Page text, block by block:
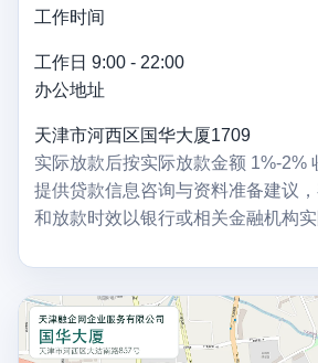
工作时间
工作日 9:00 - 22:00
办公地址
天津市河西区国华大厦1709
实际放款后按实际放款金额 1%-2%
提供贷款信息咨询与资料准备建议
和放款时效以银行或相关金融机构实